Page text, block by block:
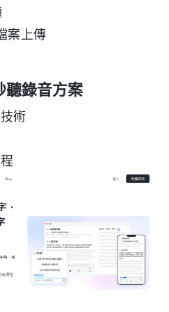
案上傳
聽錄音方案
術